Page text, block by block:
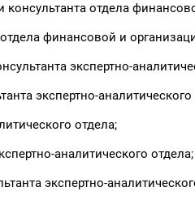
отдела
финансовой и
экспертно-
экспертно-аналитического
отдела;
аналитического отдела;
экспертно-